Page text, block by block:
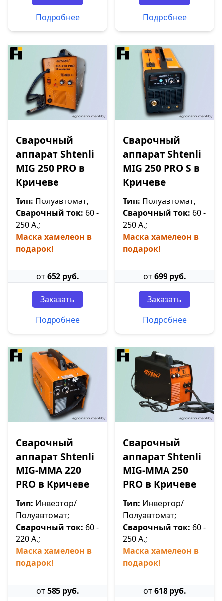
Подробнее
Подробнее
Сварочный
аппарат Shtenli
МIG 250 PRO в
Кричеве
Тип: Полуавтомат;
Сварочный ток: 60 -
250 А.;
Маска хамелеон в
подарок!
от652 руб.
Заказать
Подробнее
Сварочный
аппарат Shtenli
МIG 250 PRO S в
Кричеве
Тип: Полуавтомат;
Сварочный ток: 60 -
250 А.;
Маска хамелеон в
подарок!
от699 руб.
Заказать
Подробнее
Сварочный
аппарат Shtenli
МIG-MMA 220
PRO в Кричеве
Тип: Инвертор/
Полуавтомат;
Сварочный ток: 60 -
220 А.;
Маска хамелеон в
подарок!
от585 руб.
Сварочный
аппарат Shtenli
МIG-MMA 250
PRO в Кричеве
Тип: Инвертор/
Полуавтомат;
Сварочный ток: 60 -
250 А.;
Маска хамелеон в
подарок!
от618 руб.